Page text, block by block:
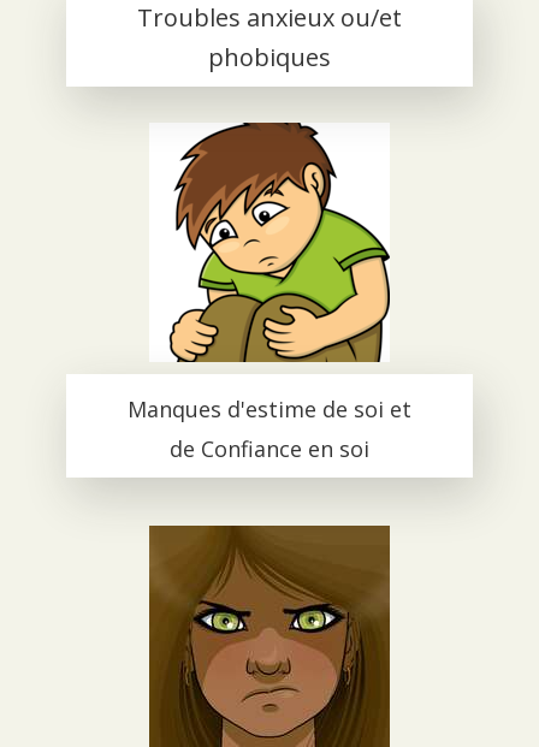
Troubles anxieux ou/et
phobiques
Manques d'estime de soi et
de Confiance en soi